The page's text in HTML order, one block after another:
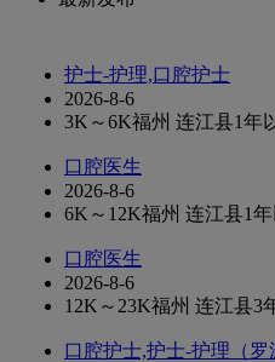
护士-护理,口腔护士
2026-8-6
3K～6K福州 连江县1年
口腔医生
2026-8-6
6K～12K福州 连江县1
口腔医生
2026-8-6
12K～23K福州 连江县3
口腔护士,护士-护理（罗